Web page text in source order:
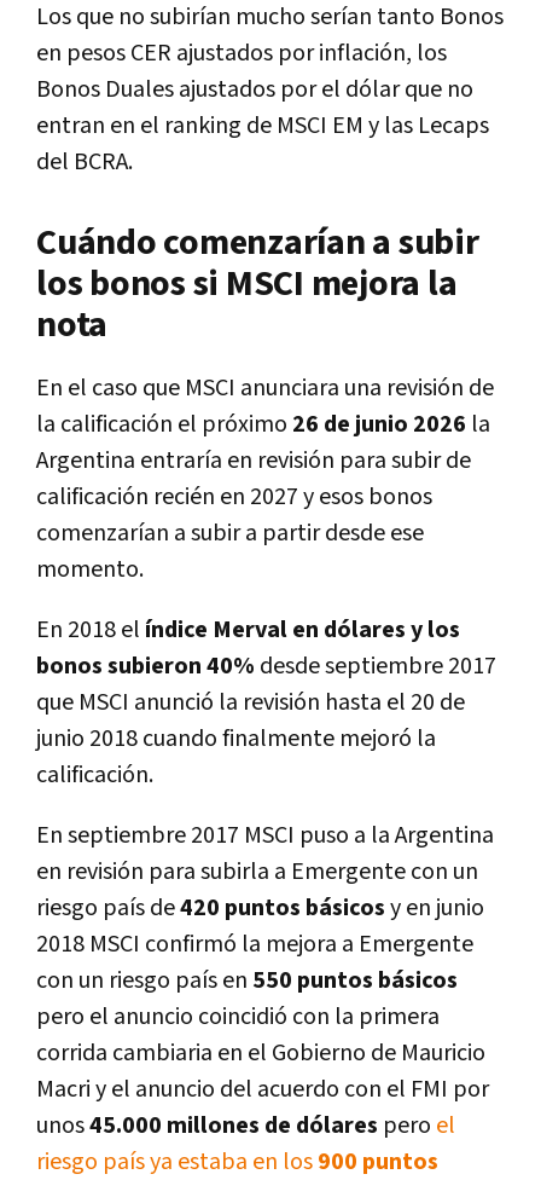
Los que no subirían mucho serían tanto Bonos
en pesos CER ajustados por inflación, los
Bonos Duales ajustados por el dólar que no
entran en el ranking de MSCI EM y las Lecaps
del BCRA.
Cuándo comenzarían a subir
los bonos si MSCI mejora la
nota
En el caso que MSCI anunciara una revisión de
la calificación el próximo 26 de junio 2026 la
Argentina entraría en revisión para subir de
calificación recién en 2027 y esos bonos
comenzarían a subir a partir desde ese
momento.
En 2018 el índice Merval en dólares y los
bonos subieron 40% desde septiembre 2017
que MSCI anunció la revisión hasta el 20 de
junio 2018 cuando finalmente mejoró la
calificación.
En septiembre 2017 MSCI puso a la Argentina
en revisión para subirla a Emergente con un
riesgo país de420 puntos básicosy en junio
2018 MSCI confirmó la mejora a Emergente
con un riesgo país en 550 puntos básicos
pero el anuncio coincidió con la primera
corrida cambiaria en el Gobierno de Mauricio
Macri y el anuncio del acuerdo con el FMI por
unos45.000 millones de dólares pero el
riesgo país ya estaba en los900 puntos